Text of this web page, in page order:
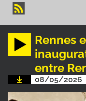
Rennes
entre
08/05/2026